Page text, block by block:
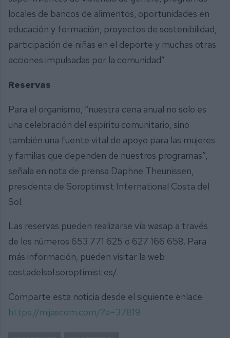
locales de bancos de alimentos, oportunidades en
educación y formación, proyectos de sostenibilidad,
participación de niñas en el deporte y muchas otras
acciones impulsadas por la comunidad”.
Reservas
Para el organismo, “nuestra cena anual no solo es
una celebración del espíritu comunitario, sino
también una fuente vital de apoyo para las mujeres
y familias que dependen de nuestros programas”,
señala en nota de prensa Daphne Theunissen,
presidenta de Soroptimist International Costa del
Sol.
Las reservas pueden realizarse vía wasap a través
de los números 653 771 625 o 627 166 658. Para
más información, pueden visitar la web
costadelsol.soroptimist.es/.
Comparte esta noticia desde el siguiente enlace:
https://mijascom.com/?a=37819